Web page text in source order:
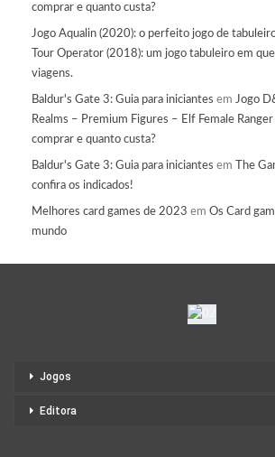
comprar e quanto custa?
Jogo Aqualin (2020): o perfeito jogo de
Tour Operator (2018): um jogo tabuleiro em
viagens.
Baldur's Gate 3: Guia para iniciantes em Jogo
Realms – Premium Figures – Elf Female
comprar e quanto custa?
Baldur's Gate 3: Guia para iniciantes em
The
confira os indicados!
Melhores card games de 2023 em Os Card
mundo
Jogos
Editora